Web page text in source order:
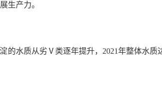
生产力。
水质从劣Ⅴ类逐年提升，2021年整体水质